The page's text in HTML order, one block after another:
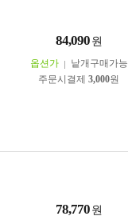
84,090 원
옵션가
낱개구매가능
주문시결제 3,000원
78,770 원